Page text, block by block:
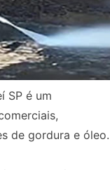
SP é um
de gordura e óleo.